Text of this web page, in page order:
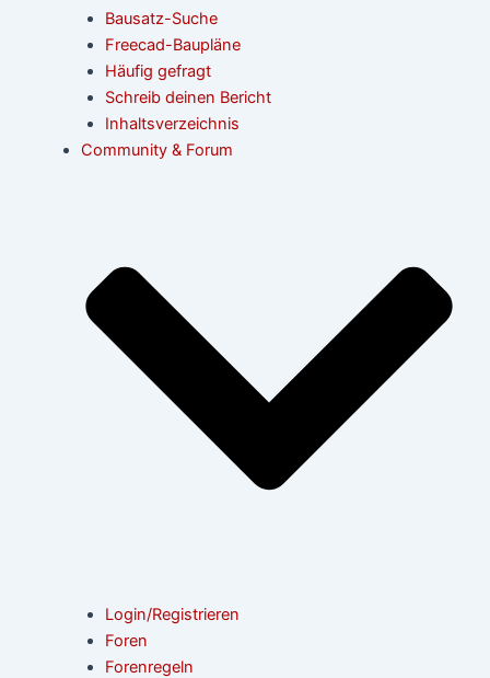
Bausatz-Suche
Freecad-Baupläne
Häufig gefragt
Schreib deinen Bericht
Inhaltsverzeichnis
Community & Forum
Login/Registrieren
Foren
Forenregeln